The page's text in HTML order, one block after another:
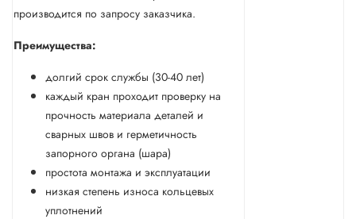
производится по запросу заказчика.
Преимущества:
долгий срок службы (30-40 лет)
каждый кран проходит проверку на
прочность материала деталей и
сварных швов и герметичность
запорного органа (шара)
простота монтажа и эксплуатации
низкая степень износа кольцевых
уплотнений